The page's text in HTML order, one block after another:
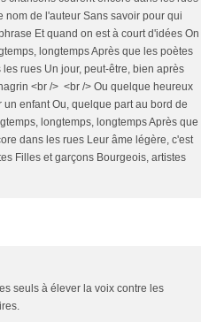
de l'auteur Sans savoir pour qui
Et quand on est à court d'idées On
longtemps Après que les poètes
rues Un jour, peut-être, bien après
<br /> <br /> Ou quelque heureux
enfant Ou, quelque part au bord de
longtemps, longtemps Après que
dans les rues Leur âme légère, c'est
Filles et garçons Bourgeois, artistes
seuls à élever la voix contre les